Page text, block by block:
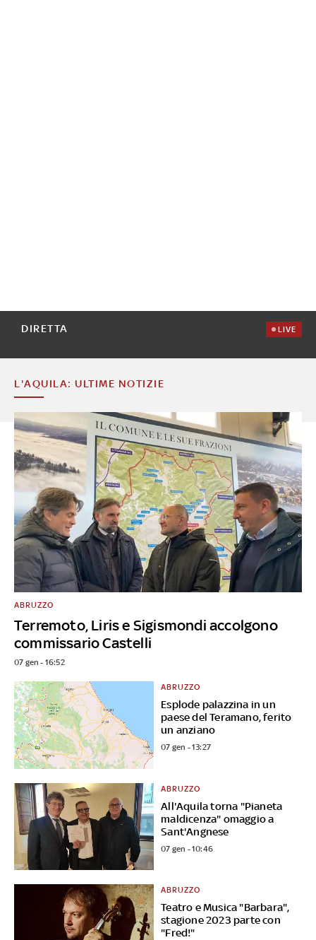
DIRETTA LIVE
L'AQUILA: ULTIME NOTIZIE
Terremoto, Liris e Sigismondi accolgono
commissario Castelli
ABRUZZO
07 gen - 16:52
Esplode palazzina in un
paese del Teramano, ferito
un anziano
ABRUZZO
07 gen - 13:27
All'Aquila torna "Pianeta
maldicenza" omaggio a
Sant'Angnese
ABRUZZO
07 gen - 10:46
Teatro e Musica "Barbara",
stagione 2023 parte con
"Fred!"
ABRUZZO